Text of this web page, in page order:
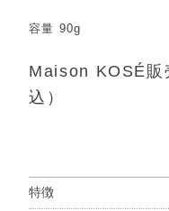
容量 90g
Maison KOSÉ
込）
特徴